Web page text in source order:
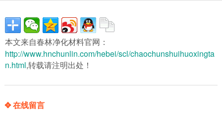
本文来自春林净化材料官网：
http://www.hnchunlin.com/hebei/scl/chaochunshuihuoxingta
n.html,转载请注明出处！
✥ 在线留言